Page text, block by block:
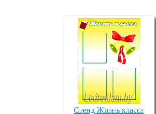
Стенд Жизнь класса